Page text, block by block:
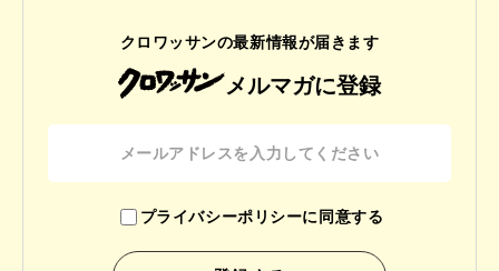
クロワッサンの最新情報が届きます
メルマガに登録
プライバシーポリシーに同意する